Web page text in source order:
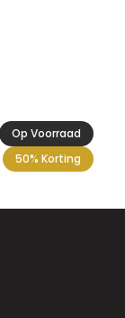
Op Voorraad
50% Korting